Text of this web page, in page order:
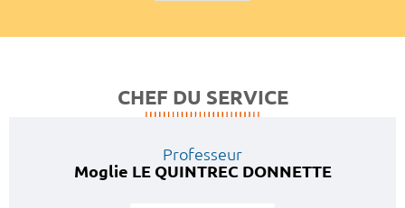
CHEF DU SERVICE
Professeur
Moglie LE QUINTREC DONNETTE